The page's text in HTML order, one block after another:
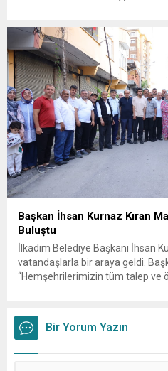
ilçesine...
Başkan İhsan Kurnaz Kıran
Buluştu
İlkadım Belediye Başkanı İhsan
vatandaşlarla bir araya geldi.
“Hemşehrilerimizin tüm talep ve
sohbet eden, onların talep ve
Kurnaz, gelen taleplerin çözümü
Bir Yorum Yazın